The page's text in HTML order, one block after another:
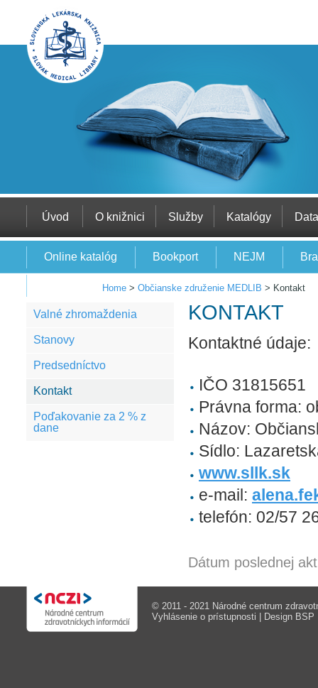
Úvod O knižnici Služby Katalógy
Online katalóg Bookport NEJM
Home > Občianske združenie MEDLIB > Kontakt
Valné zhromaždenia
Stanovy
Predsedníctvo
Kontakt
Poďakovanie za 2 % z
dane
KONTAKT
Kontaktné údaje:
IČO 31815651
Právna forma:
Názov:
Sídlo:
www.sllk.sk
e-mail:
telefón: 02/57
Dátum poslednej
© 2011 - 2021 Národné centrum
Vyhlásenie o prístupnosti | Design BSP